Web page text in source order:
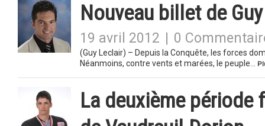
Nouveau billet de
19 avril 2012 0
(Guy Leclair) – Depuis la Conquête, les forces
Néanmoins, contre vents et marées, le peuple…
La deuxième